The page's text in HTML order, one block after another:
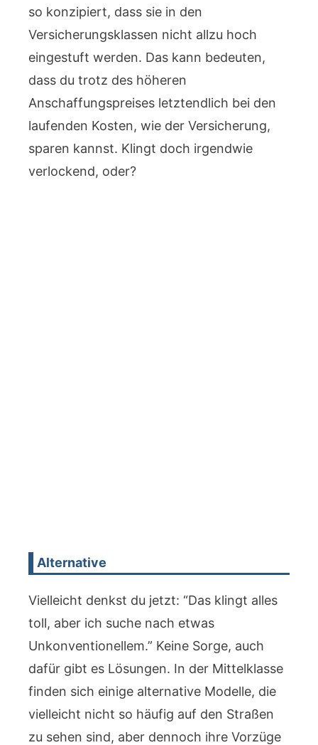
so konzipiert, dass sie in den
Versicherungsklassen nicht allzu hoch
eingestuft werden. Das kann bedeuten,
dass du trotz des höheren
Anschaffungspreises letztendlich bei den
laufenden Kosten, wie der Versicherung,
sparen kannst. Klingt doch irgendwie
verlockend, oder?
Alternative
Vielleicht denkst du jetzt: “Das klingt alles
toll, aber ich suche nach etwas
Unkonventionellem.” Keine Sorge, auch
dafür gibt es Lösungen. In der Mittelklasse
finden sich einige alternative Modelle, die
vielleicht nicht so häufig auf den Straßen
zu sehen sind, aber dennoch ihre Vorzüge